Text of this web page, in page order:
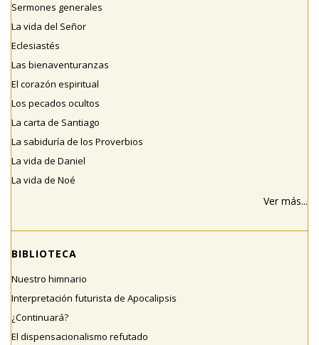
Sermones generales
La vida del Señor
Eclesiastés
Las bienaventuranzas
El corazón espiritual
Los pecados ocultos
La carta de Santiago
La sabiduría de los Proverbios
La vida de Daniel
La vida de Noé
Ver más...
BIBLIOTECA
Nuestro himnario
Interpretación futurista de Apocalipsis
¿Continuará?
El dispensacionalismo refutado